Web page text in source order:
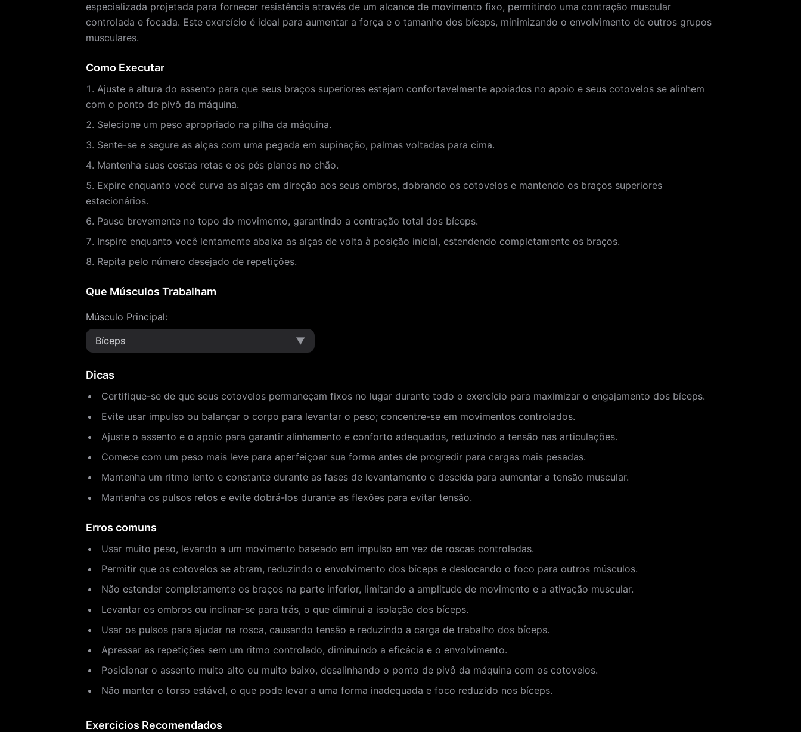
especializada projetada para fornecer resistência através de um alcance de movimento fixo, permitindo uma contração muscular
controlada e focada. Este exercício é ideal para aumentar a força e o tamanho dos bíceps, minimizando o envolvimento de outros grupos
musculares.
Como Executar
Ajuste a altura do assento para que seus braços superiores estejam confortavelmente apoiados no apoio e seus cotovelos se alinhem
com o ponto de pivô da máquina.
Selecione um peso apropriado na pilha da máquina.
Sente-se e segure as alças com uma pegada em supinação, palmas voltadas para cima.
Mantenha suas costas retas e os pés planos no chão.
Expire enquanto você curva as alças em direção aos seus ombros, dobrando os cotovelos e mantendo os braços superiores
estacionários.
Pause brevemente no topo do movimento, garantindo a contração total dos bíceps.
Inspire enquanto você lentamente abaixa as alças de volta à posição inicial, estendendo completamente os braços.
Repita pelo número desejado de repetições.
Que Músculos Trabalham
Músculo Principal:
Bíceps
▼
Dicas
Certifique-se de que seus cotovelos permaneçam fixos no lugar durante todo o exercício para maximizar o engajamento dos bíceps.
Evite usar impulso ou balançar o corpo para levantar o peso; concentre-se em movimentos controlados.
Ajuste o assento e o apoio para garantir alinhamento e conforto adequados, reduzindo a tensão nas articulações.
Comece com um peso mais leve para aperfeiçoar sua forma antes de progredir para cargas mais pesadas.
Mantenha um ritmo lento e constante durante as fases de levantamento e descida para aumentar a tensão muscular.
Mantenha os pulsos retos e evite dobrá-los durante as flexões para evitar tensão.
Erros comuns
Usar muito peso, levando a um movimento baseado em impulso em vez de roscas controladas.
Permitir que os cotovelos se abram, reduzindo o envolvimento dos bíceps e deslocando o foco para outros músculos.
Não estender completamente os braços na parte inferior, limitando a amplitude de movimento e a ativação muscular.
Levantar os ombros ou inclinar-se para trás, o que diminui a isolação dos bíceps.
Usar os pulsos para ajudar na rosca, causando tensão e reduzindo a carga de trabalho dos bíceps.
Apressar as repetições sem um ritmo controlado, diminuindo a eficácia e o envolvimento.
Posicionar o assento muito alto ou muito baixo, desalinhando o ponto de pivô da máquina com os cotovelos.
Não manter o torso estável, o que pode levar a uma forma inadequada e foco reduzido nos bíceps.
Exercícios Recomendados